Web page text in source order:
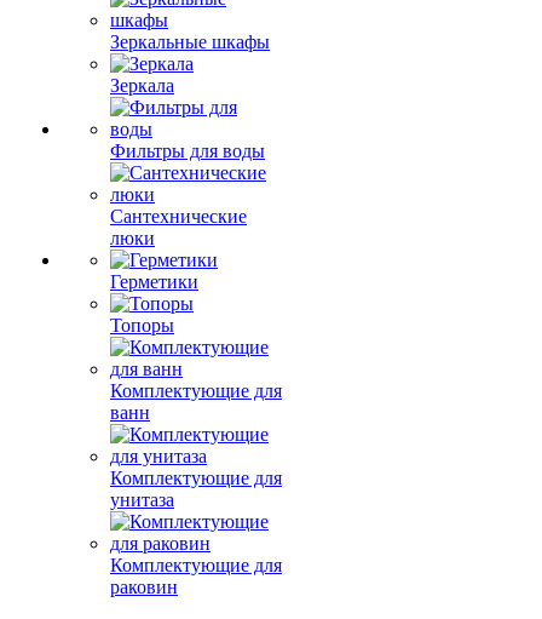
Зеркальные шкафы
Зеркала
Фильтры для воды
Сантехнические
люки
Герметики
Топоры
Комплектующие для
ванн
Комплектующие для
унитаза
Комплектующие для
раковин